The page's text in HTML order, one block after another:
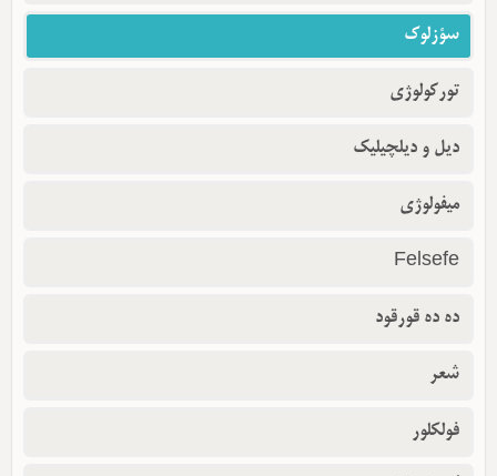
سؤزلوک
تورکولوژی
دیل و دیلچیلیک
میفولوژی
Felsefe
ده ده قورقود
شعر
فولکلور